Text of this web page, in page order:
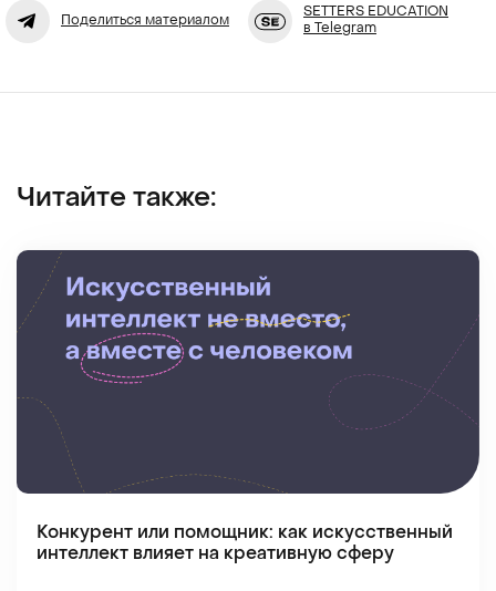
Поделиться материалом
SETTERS EDUCATION
в Telegram
Читайте также:
Конкурент или помощник: как искусственный
интеллект влияет на креативную сферу